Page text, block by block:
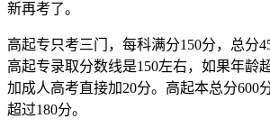
新再考了。
高起专只考三门，每科满分150分，总分
高起专录取分数线是150左右，如果年龄
加成人高考直接加20分。高起本总分600
超过180分。